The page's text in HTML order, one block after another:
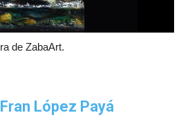
de ZabaArt.
López Payá